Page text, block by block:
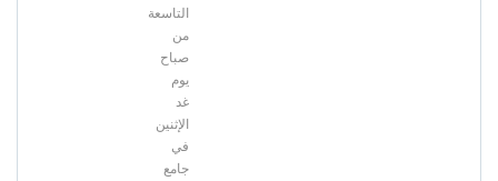
التاسعة
من
صباح
يوم
غد
الإثنين
في
جامع